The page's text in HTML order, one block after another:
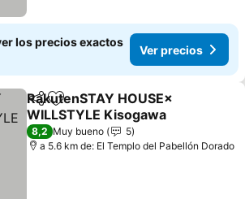
los precios exactos
Ver precios
CompartirAgregar a favoritos
RakutenSTAY HOUSE×
WILLSTYLE Kisogawa
8,2 Muy bueno
5
a 5.6 km de: El Templo del Pabellón Dorado